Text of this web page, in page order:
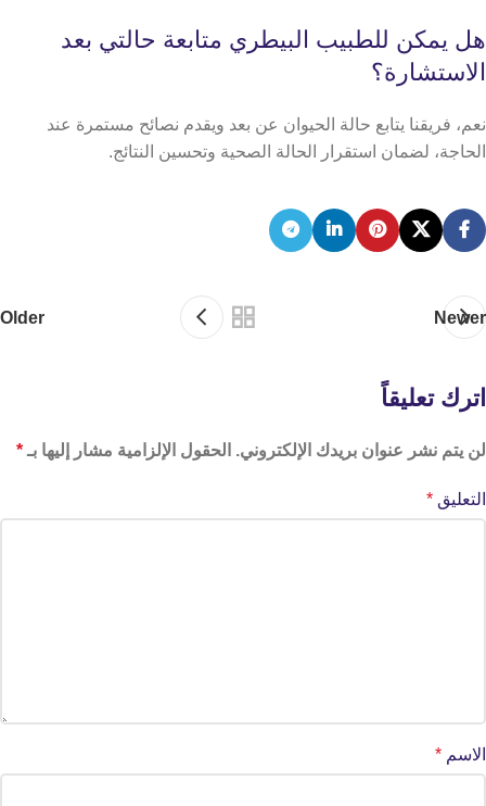
هل يمكن للطبيب البيطري متابعة حالتي بعد
الاستشارة؟
نعم، فريقنا يتابع حالة الحيوان عن بعد ويقدم نصائح مستمرة عند
الحاجة، لضمان استقرار الحالة الصحية وتحسين النتائج.
Newer
Older
اترك تعليقاً
لن يتم نشر عنوان بريدك الإلكتروني. الحقول الإلزامية مشار إليها بـ *
التعليق *
الاسم *